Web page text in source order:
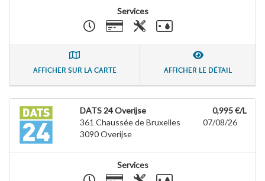
Services
AFFICHER SUR LA CARTE AFFICHER LE DÉTAIL
DATS 24 Overijse
361 Chaussée de Bruxelles
3090Overijse
0,995 €/L
07/08/26
Services